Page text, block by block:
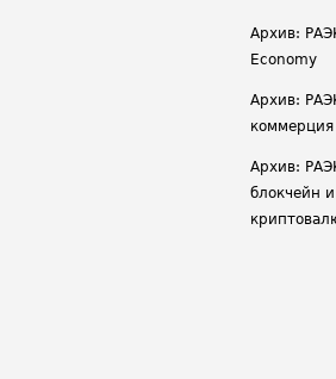
Архив:
Economy
Архив:
коммерция
Архив:
блокчейн и